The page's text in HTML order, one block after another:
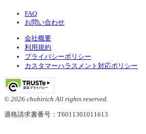
FAQ
お問い合わせ
会社概要
利用規約
プライバシーポリシー
カスタマーハラスメント対応ポリシー
© 2026 chobirich All rights reserved.
適格請求書番号：T6011301011613